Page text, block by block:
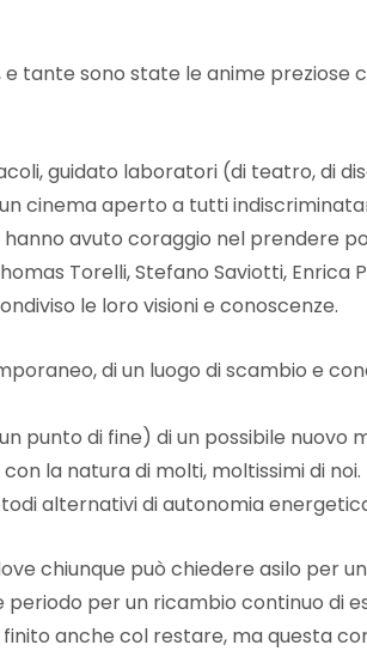
e tante sono state le anime preziose
guidato laboratori (di teatro, di
cinema aperto a tutti
avuto coraggio nel prendere
Torelli, Stefano Saviotti, Enrica
le loro visioni e conoscenze.
di un luogo di scambio e
punto di fine) di un possibile nuovo
la natura di molti, moltissimi di
alternativi di autonomia
chiunque può chiedere asilo per
per un ricambio continuo di
anche col restare, ma questa